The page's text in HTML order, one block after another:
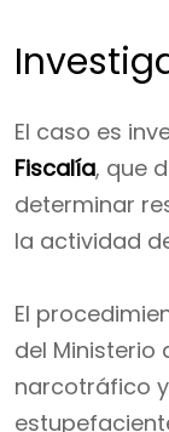
El caso es
Fiscalía, que
determinar
la actividad
El
del Ministerio
narcotráfico